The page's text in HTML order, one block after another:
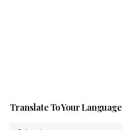
Translate To Your Language